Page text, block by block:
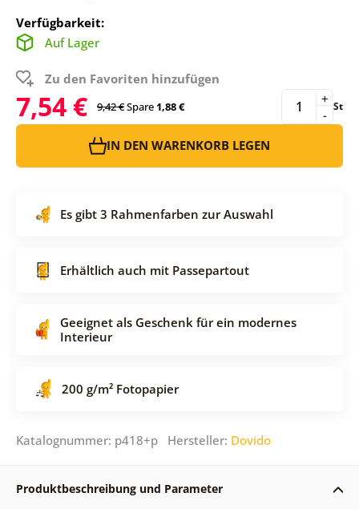
Verfügbarkeit:
Auf Lager
Zu den Favoriten hinzufügen
7,54 € 9,42 €Spare1,88 € -
+ St
IN DEN WARENKORB LEGEN
Es gibt 3 Rahmenfarben zur Auswahl
Erhältlich auch mit Passepartout
Geeignet als Geschenk für ein modernes
Interieur
200 g/m² Fotopapier
Katalognummer: p418+p Hersteller: Dovido
Produktbeschreibung und Parameter